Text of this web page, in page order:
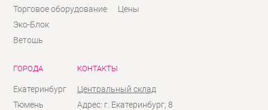
Торговое оборудование
Эко-Блок
Ветошь
Цены
ГОРОДА
Екатеринбург
Тюмень
КОНТАКТЫ
Центральный склад
Адрес: г. Екатеринбург, 8